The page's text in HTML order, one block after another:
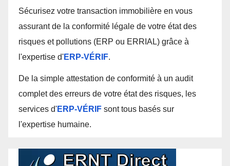
Sécurisez votre transaction immobilière en vous
assurant de la conformité légale de votre état des
risques et pollutions (ERP ou ERRIAL) grâce à
l'expertise d'ERP-VÉRIF.
De la simple attestation de conformité à un audit
complet des erreurs de votre état des risques, les
services d'ERP-VÉRIF sont tous basés sur
l'expertise humaine.